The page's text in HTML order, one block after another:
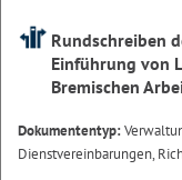
Rundschreiben
Einführung von
Bremischen
Dokumententyp:
Dienstvereinbarungen,